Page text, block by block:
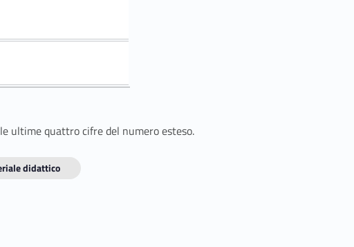
ultime quattro cifre del numero esteso.
didattico